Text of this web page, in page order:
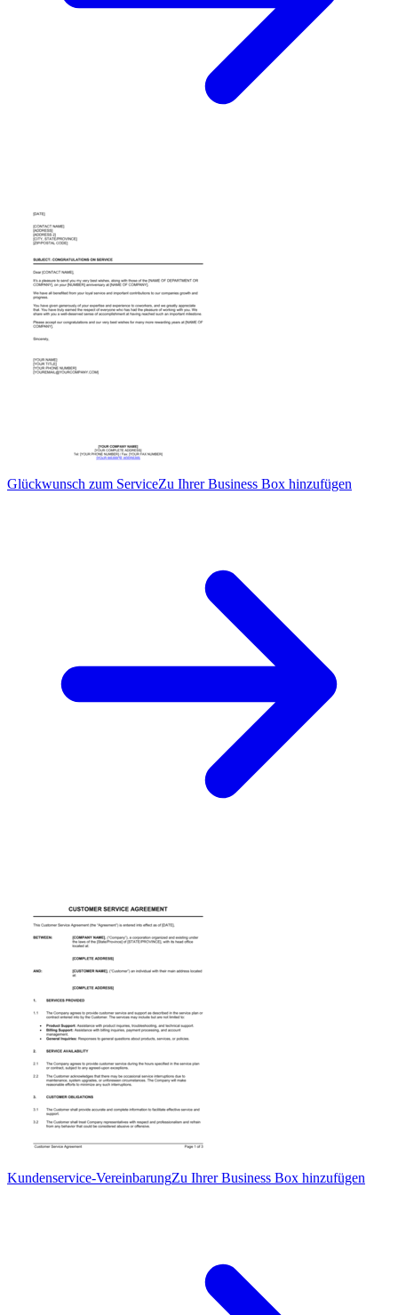
Glückwunsch zum ServiceZu Ihrer Business Box hinzufügen
Kundenservice-VereinbarungZu Ihrer Business Box hinzufügen